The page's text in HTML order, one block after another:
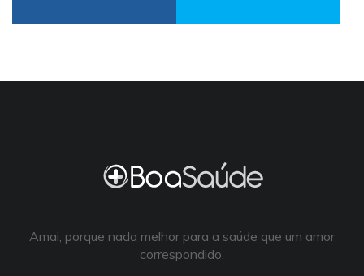
Amai, porque nada melhor para a saúde que um amor
correspondido.